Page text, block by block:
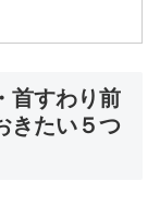
首すわり前
きたい５つ